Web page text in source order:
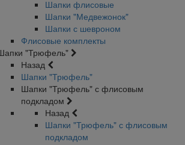
Шапки флисовые
Шапки "Медвежонок"
Шапки с шевроном
Флисовые комплекты
"Трюфель"
Назад
Шапки "Трюфель"
Шапки "Трюфель" с флисовым
подкладом
Назад
Шапки "Трюфель" с флисовым
подкладом